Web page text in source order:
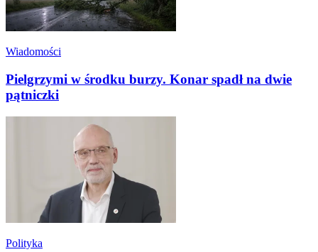
Wiadomości
Pielgrzymi w środku burzy. Konar spadł na dwie
pątniczki
Polityka